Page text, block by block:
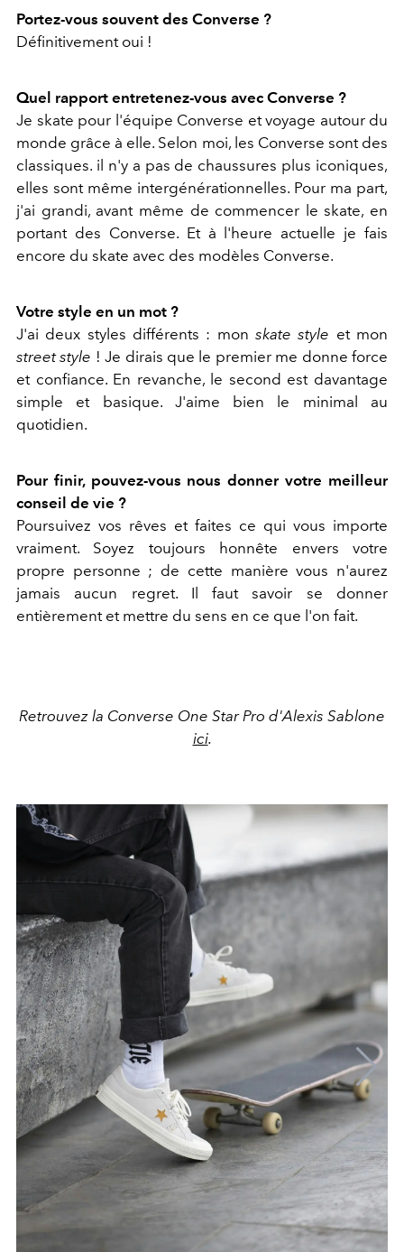
Portez-vous souvent des Converse ?
Définitivement oui !
Quel rapport entretenez-vous avec Converse ?
Je skate pour l'équipe Converse et voyage autour du
monde grâce à elle. Selon moi, les Converse sont des
classiques. il n'y a pas de chaussures plus iconiques,
elles sont même intergénérationnelles. Pour ma part,
j'ai grandi, avant même de commencer le skate, en
portant des Converse. Et à l'heure actuelle je fais
encore du skate avec des modèles Converse.
Votre style en un mot ?
J'ai deux styles différents : mon skate style et mon
street style ! Je dirais que le premier me donne force
et confiance. En revanche, le second est davantage
simple et basique. J'aime bien le minimal au
quotidien.
Pour finir, pouvez-vous nous donner votre meilleur
conseil de vie ?
Poursuivez vos rêves et faites ce qui vous importe
vraiment. Soyez toujours honnête envers votre
propre personne ; de cette manière vous n'aurez
jamais aucun regret. Il faut savoir se donner
entièrement et mettre du sens en ce que l'on fait.
Retrouvez la Converse One Star Pro d'Alexis Sablone
ici.